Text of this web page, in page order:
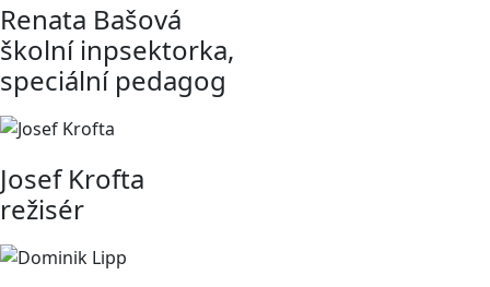
Renata Bašová
školní inpsektorka,
speciální pedagog
Josef Krofta
režisér